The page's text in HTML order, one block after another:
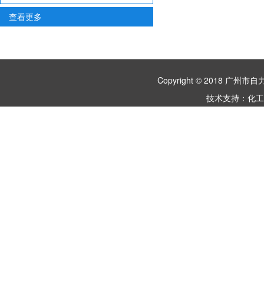
查看更多
Copyright © 2018 广州市
技术支持： 化